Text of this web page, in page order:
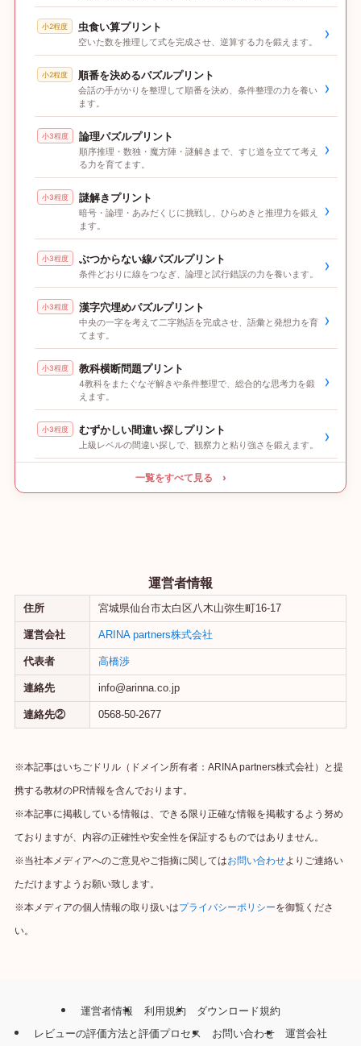
小2程度 虫食い算プリント
空いた数を推理して式を完成させ、逆算する力を鍛えます。 ›
小2程度 順番を決めるパズルプリント
会話の手がかりを整理して順番を決め、条件整理の力を養い
ます。
›
小3程度 論理パズルプリント
順序推理・数独・魔方陣・謎解きまで、すじ道を立てて考え
る力を育てます。
›
小3程度 謎解きプリント
暗号・論理・あみだくじに挑戦し、ひらめきと推理力を鍛え
ます。
›
小3程度 ぶつからない線パズルプリント
条件どおりに線をつなぎ、論理と試行錯誤の力を養います。 ›
小3程度 漢字穴埋めパズルプリント
中央の一字を考えて二字熟語を完成させ、語彙と発想力を育
てます。
›
小3程度 教科横断問題プリント
4教科をまたぐなぞ解きや条件整理で、総合的な思考力を鍛
えます。
›
小3程度 むずかしい間違い探しプリント
上級レベルの間違い探しで、観察力と粘り強さを鍛えます。 ›
一覧をすべて見る ›
運営者情報
住所 宮城県仙台市太白区八木山弥生町16-17
運営会社 ARINA partners株式会社
代表者 高橋渉
連絡先 info@arinna.co.jp
連絡先② 0568-50-2677
※本記事はいちごドリル（ドメイン所有者：ARINA partners株式会社）と提
携する教材のPR情報を含んでおります。
※本記事に掲載している情報は、できる限り正確な情報を掲載するよう努め
ておりますが、内容の正確性や安全性を保証するものではありません。
※当社本メディアへのご意見やご指摘に関してはお問い合わせよりご連絡い
ただけますようお願い致します。
※本メディアの個人情報の取り扱いはプライバシーポリシーを御覧くださ
い。
運営者情報 利用規約
ダウンロード規約
レビューの評価方法と評価プロセス
お問い合わせ 運営会社